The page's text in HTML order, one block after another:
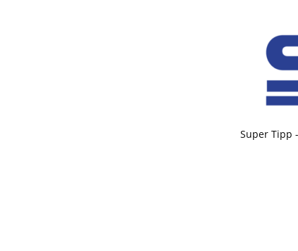
Super Tipp